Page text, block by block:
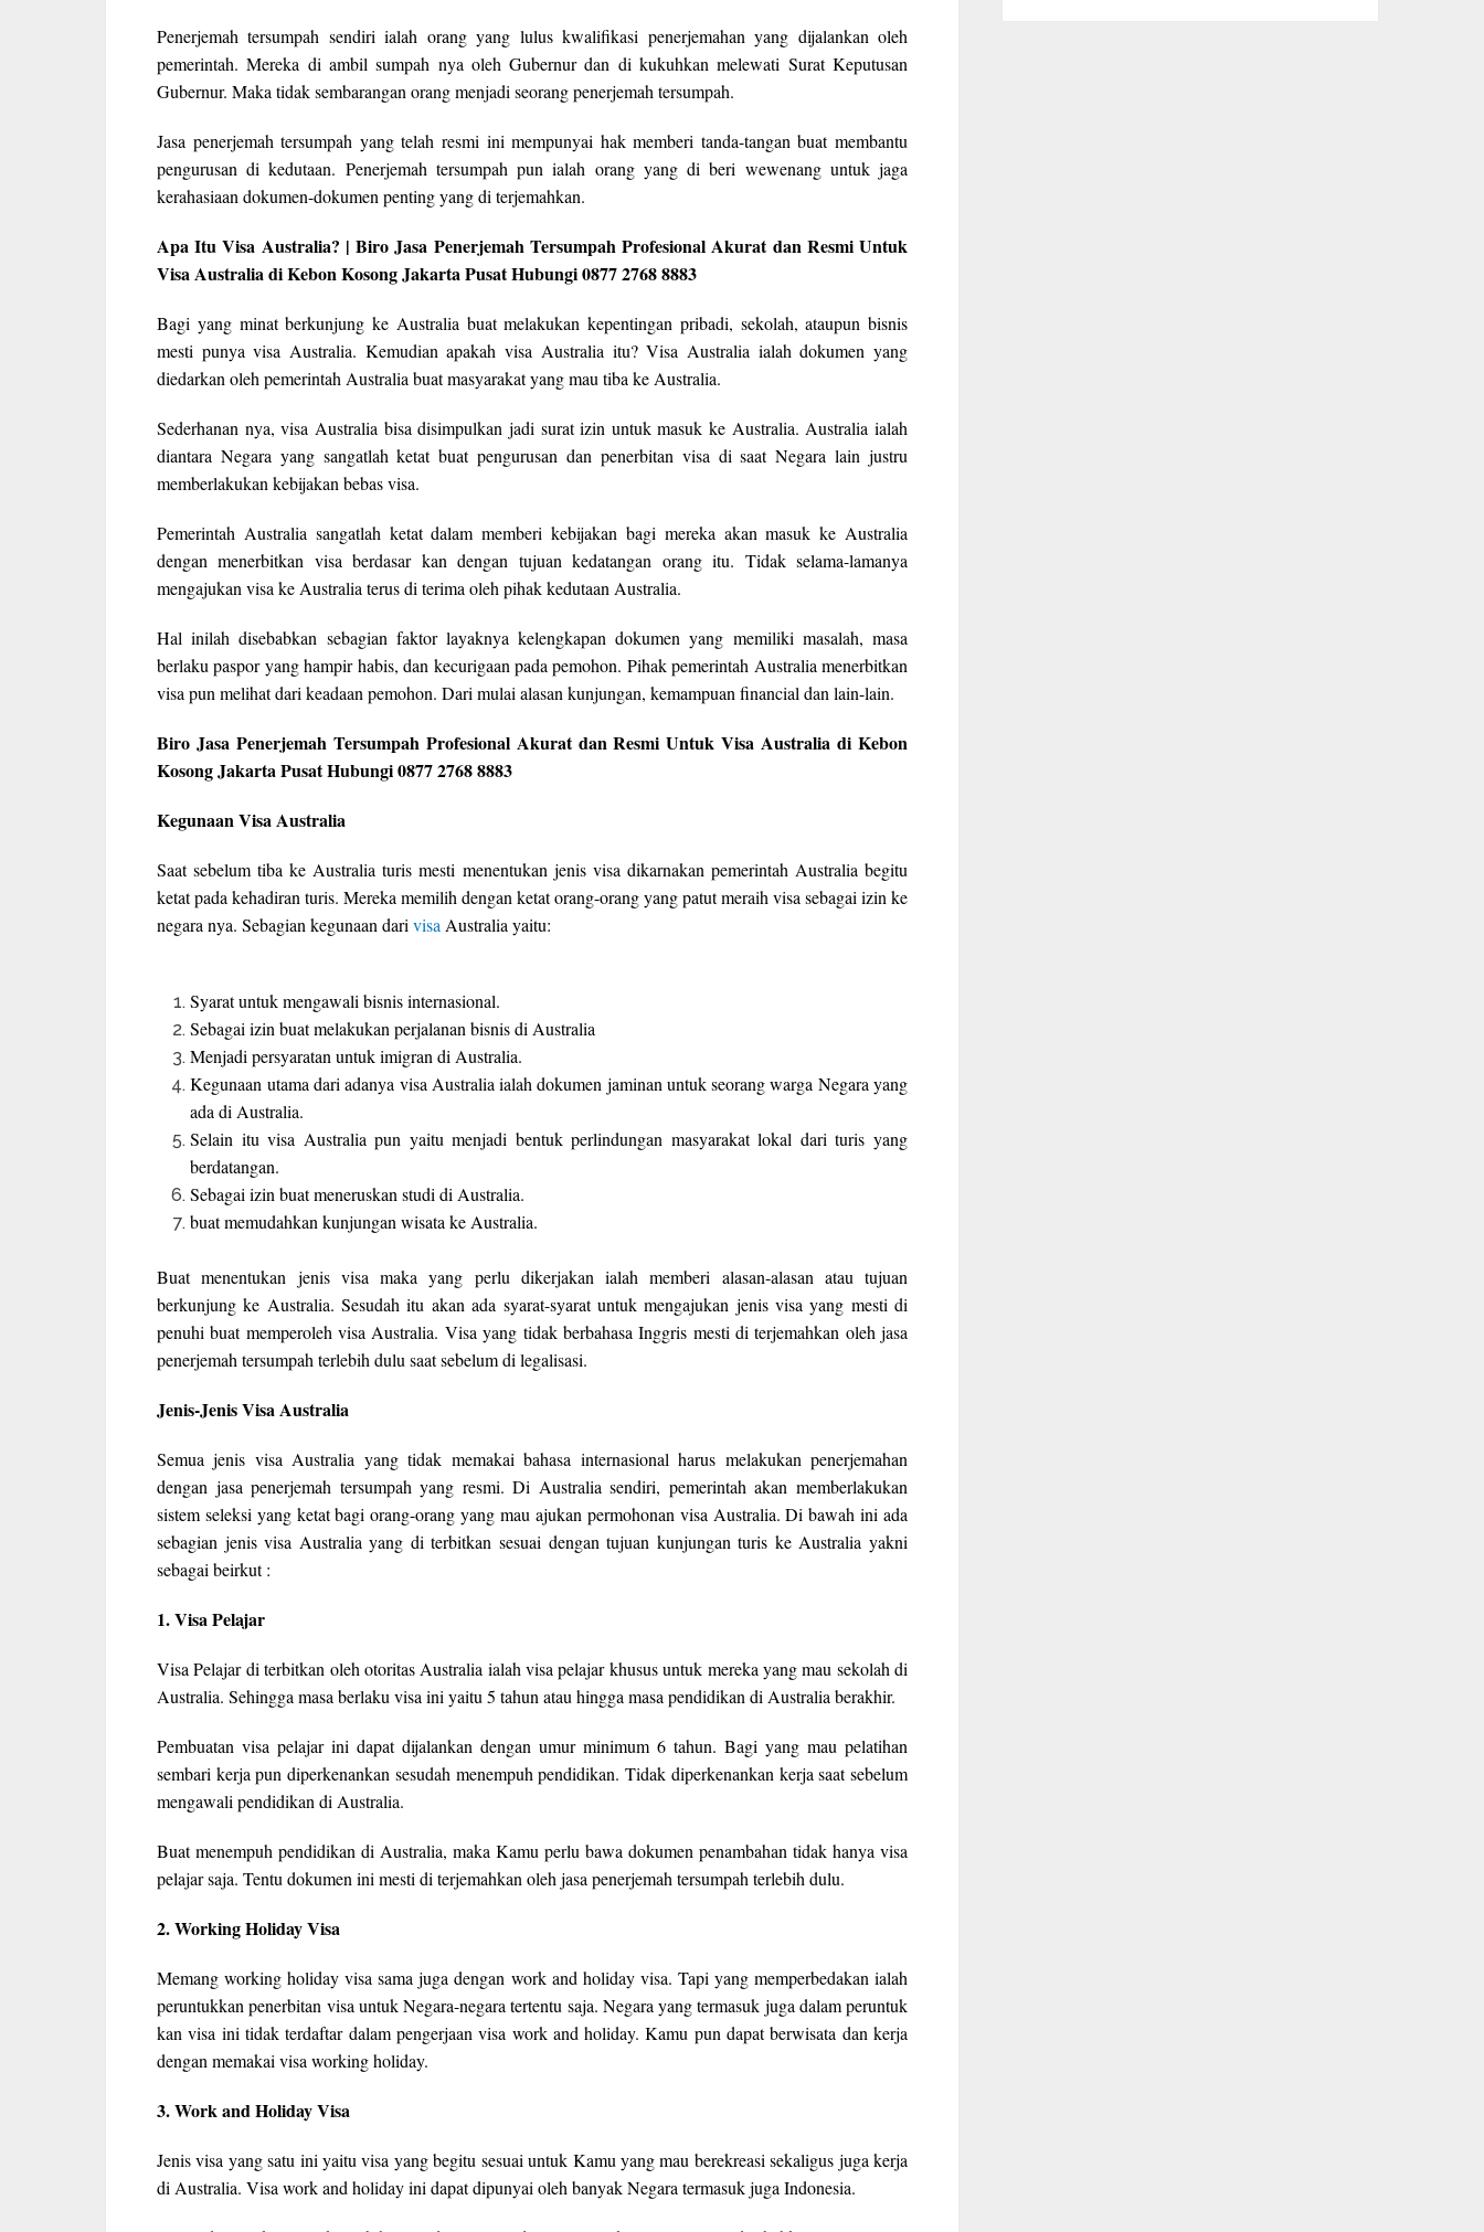
Penerjemah tersumpah sendiri ialah orang yang lulus kwalifikasi penerjemahan yang dijalankan oleh
pemerintah. Mereka di ambil sumpah nya oleh Gubernur dan di kukuhkan melewati Surat Keputusan
Gubernur. Maka tidak sembarangan orang menjadi seorang penerjemah tersumpah.
Jasa penerjemah tersumpah yang telah resmi ini mempunyai hak memberi tanda-tangan buat membantu
pengurusan di kedutaan. Penerjemah tersumpah pun ialah orang yang di beri wewenang untuk jaga
kerahasiaan dokumen-dokumen penting yang di terjemahkan.
Apa Itu Visa Australia? | Biro Jasa Penerjemah Tersumpah Profesional Akurat dan Resmi Untuk
Visa Australia di Kebon Kosong Jakarta Pusat Hubungi 0877 2768 8883
Bagi yang minat berkunjung ke Australia buat melakukan kepentingan pribadi, sekolah, ataupun bisnis
mesti punya visa Australia. Kemudian apakah visa Australia itu? Visa Australia ialah dokumen yang
diedarkan oleh pemerintah Australia buat masyarakat yang mau tiba ke Australia.
Sederhanan nya, visa Australia bisa disimpulkan jadi surat izin untuk masuk ke Australia. Australia ialah
diantara Negara yang sangatlah ketat buat pengurusan dan penerbitan visa di saat Negara lain justru
memberlakukan kebijakan bebas visa.
Pemerintah Australia sangatlah ketat dalam memberi kebijakan bagi mereka akan masuk ke Australia
dengan menerbitkan visa berdasar kan dengan tujuan kedatangan orang itu. Tidak selama-lamanya
mengajukan visa ke Australia terus di terima oleh pihak kedutaan Australia.
Hal inilah disebabkan sebagian faktor layaknya kelengkapan dokumen yang memiliki masalah, masa
berlaku paspor yang hampir habis, dan kecurigaan pada pemohon. Pihak pemerintah Australia menerbitkan
visa pun melihat dari keadaan pemohon. Dari mulai alasan kunjungan, kemampuan financial dan lain-lain.
Biro Jasa Penerjemah Tersumpah Profesional Akurat dan Resmi Untuk Visa Australia di Kebon
Kosong Jakarta Pusat Hubungi 0877 2768 8883
Kegunaan Visa Australia
Saat sebelum tiba ke Australia turis mesti menentukan jenis visa dikarnakan pemerintah Australia begitu
ketat pada kehadiran turis. Mereka memilih dengan ketat orang-orang yang patut meraih visa sebagai izin ke
negara nya. Sebagian kegunaan dari visa Australia yaitu:
Syarat untuk mengawali bisnis internasional.
Sebagai izin buat melakukan perjalanan bisnis di Australia
Menjadi persyaratan untuk imigran di Australia.
Kegunaan utama dari adanya visa Australia ialah dokumen jaminan untuk seorang warga Negara yang
ada di Australia.
Selain itu visa Australia pun yaitu menjadi bentuk perlindungan masyarakat lokal dari turis yang
berdatangan.
Sebagai izin buat meneruskan studi di Australia.
buat memudahkan kunjungan wisata ke Australia.
Buat menentukan jenis visa maka yang perlu dikerjakan ialah memberi alasan-alasan atau tujuan
berkunjung ke Australia. Sesudah itu akan ada syarat-syarat untuk mengajukan jenis visa yang mesti di
penuhi buat memperoleh visa Australia. Visa yang tidak berbahasa Inggris mesti di terjemahkan oleh jasa
penerjemah tersumpah terlebih dulu saat sebelum di legalisasi.
Jenis-Jenis Visa Australia
Semua jenis visa Australia yang tidak memakai bahasa internasional harus melakukan penerjemahan
dengan jasa penerjemah tersumpah yang resmi. Di Australia sendiri, pemerintah akan memberlakukan
sistem seleksi yang ketat bagi orang-orang yang mau ajukan permohonan visa Australia. Di bawah ini ada
sebagian jenis visa Australia yang di terbitkan sesuai dengan tujuan kunjungan turis ke Australia yakni
sebagai beirkut :
1. Visa Pelajar
Visa Pelajar di terbitkan oleh otoritas Australia ialah visa pelajar khusus untuk mereka yang mau sekolah di
Australia. Sehingga masa berlaku visa ini yaitu 5 tahun atau hingga masa pendidikan di Australia berakhir.
Pembuatan visa pelajar ini dapat dijalankan dengan umur minimum 6 tahun. Bagi yang mau pelatihan
sembari kerja pun diperkenankan sesudah menempuh pendidikan. Tidak diperkenankan kerja saat sebelum
mengawali pendidikan di Australia.
Buat menempuh pendidikan di Australia, maka Kamu perlu bawa dokumen penambahan tidak hanya visa
pelajar saja. Tentu dokumen ini mesti di terjemahkan oleh jasa penerjemah tersumpah terlebih dulu.
2. Working Holiday Visa
Memang working holiday visa sama juga dengan work and holiday visa. Tapi yang memperbedakan ialah
peruntukkan penerbitan visa untuk Negara-negara tertentu saja. Negara yang termasuk juga dalam peruntuk
kan visa ini tidak terdaftar dalam pengerjaan visa work and holiday. Kamu pun dapat berwisata dan kerja
dengan memakai visa working holiday.
3. Work and Holiday Visa
Jenis visa yang satu ini yaitu visa yang begitu sesuai untuk Kamu yang mau berekreasi sekaligus juga kerja
di Australia. Visa work and holiday ini dapat dipunyai oleh banyak Negara termasuk juga Indonesia.